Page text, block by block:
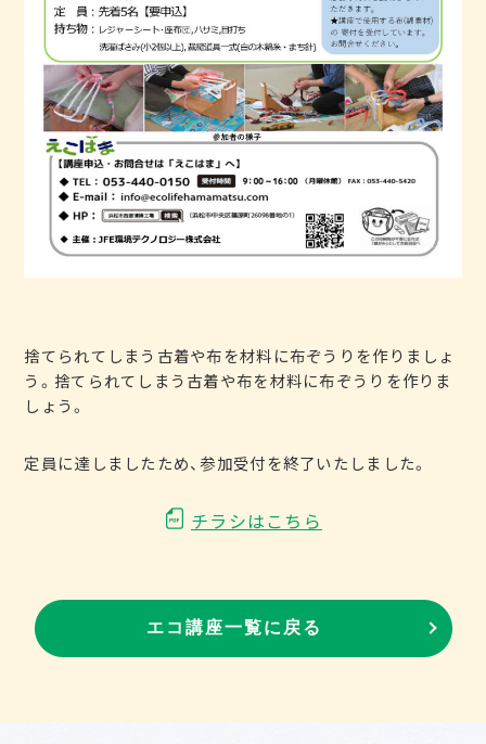
捨てられてしまう古着や布を材料に布ぞうりを作りましょ
う。捨てられてしまう古着や布を材料に布ぞうりを作りま
しょう。
定員に達しましたため、参加受付を終了いたしました。
チラシはこちら
エコ講座一覧に戻る